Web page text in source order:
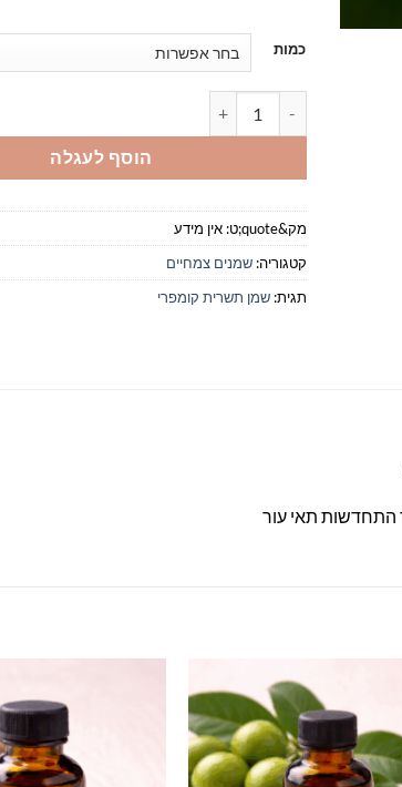
כמות
הוסף לעגלה
מק&quote;ט:
אין מידע
קטגוריה:שמנים צמחיים
תגית:שמן תשרית קומפרי
התחדשות תאי עור